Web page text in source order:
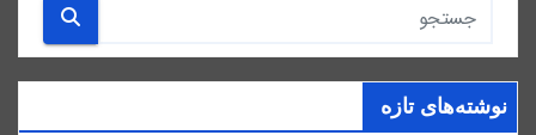
نوشته‌های تازه